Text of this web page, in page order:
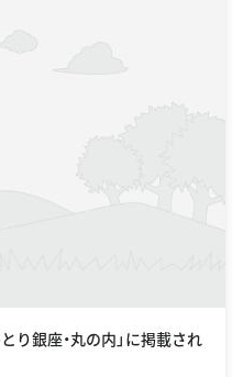
り銀座・丸の内」に掲載され